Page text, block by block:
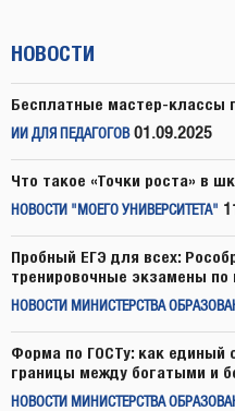
НОВОСТИ
Бесплатные мастер-классы
ИИ ДЛЯ ПЕДАГОГОВ 01.09.2025
Что такое «Точки роста» в
НОВОСТИ "МОЕГО УНИВЕРСИТЕТА"
Пробный ЕГЭ для всех:
тренировочные экзамены по
НОВОСТИ МИНИСТЕРСТВА
Форма по ГОСТу: как единый
границы между богатыми и
НОВОСТИ МИНИСТЕРСТВА